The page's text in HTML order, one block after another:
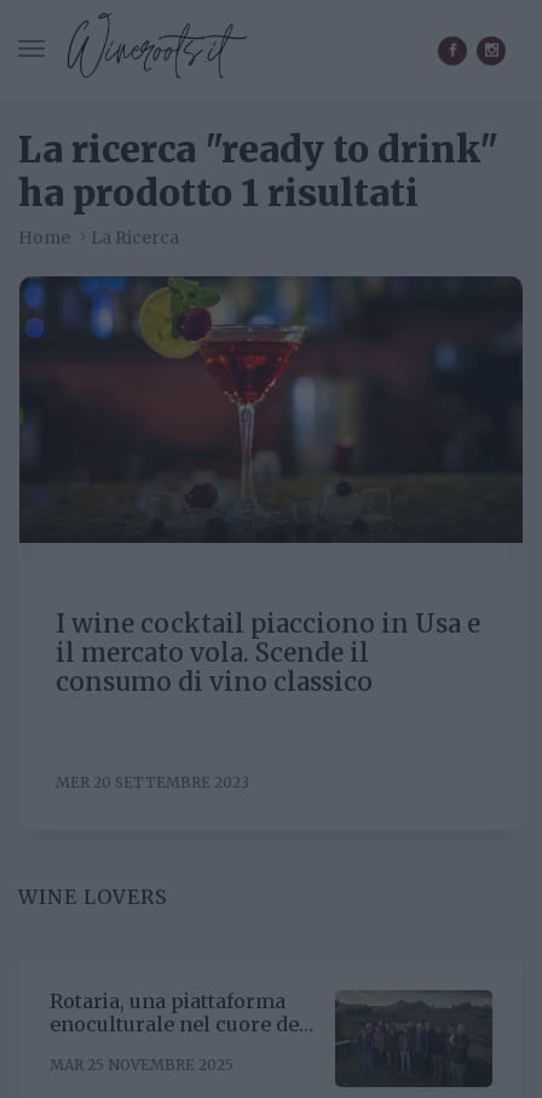
La ricerca "ready to drink"
ha prodotto 1 risultati
Home La Ricerca
I wine cocktail piacciono in Usa e
il mercato vola. Scende il
consumo di vino classico
MER 20 SETTEMBRE 2023
WINE LOVERS
Rotaria, una piattaforma
enoculturale nel cuore del
MAR 25 NOVEMBRE 2025